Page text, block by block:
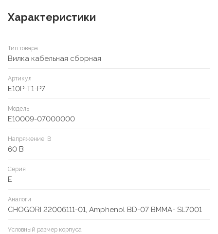
Характеристики
Тип товара
Вилка кабельная сборная
Артикул
E10P-T1-P7
Модель
E10009-07000000
Напряжение, В
60 В
Серия
E
Аналоги
CHOGORI 22006111-01, Amphenol BD-07 BMMA- SL7001
Условный размер корпуса